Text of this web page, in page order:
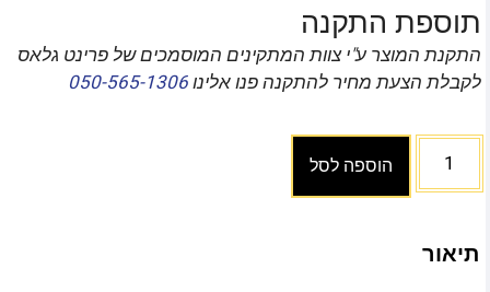
תוספת התקנה
התקנת המוצר ע"י צוות המתקינים המוסמכים של פרינט גלאס
לקבלת הצעת מחיר להתקנה פנו אלינו050-565-1306
הוספה לסל
תיאור